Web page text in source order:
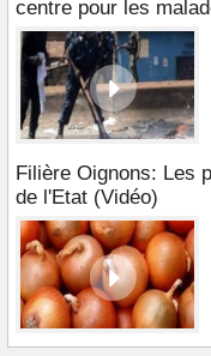
centre pour les
Filière Oignons: Les
de l'Etat (Vidéo)